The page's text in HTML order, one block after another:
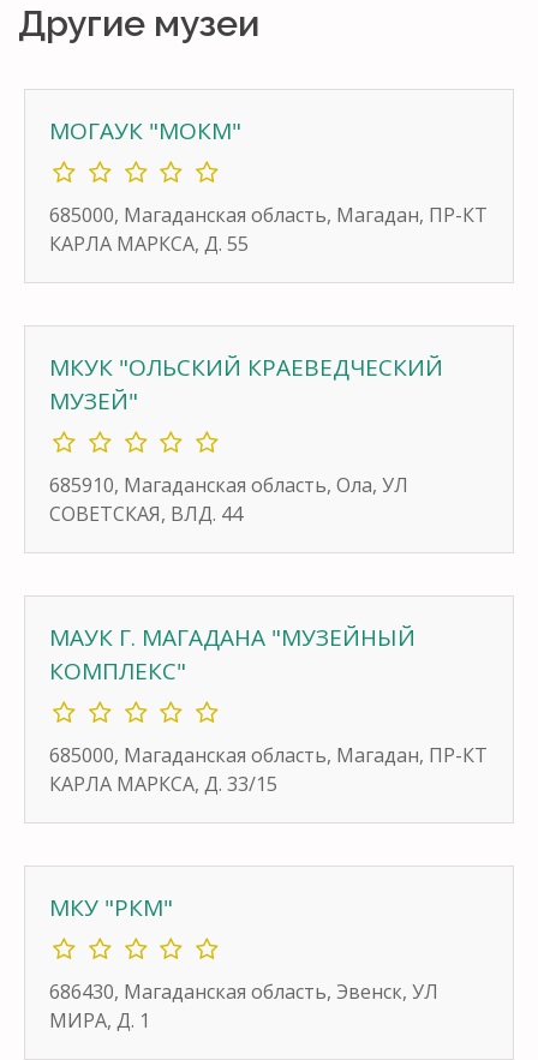
Другие музеи
МОГАУК "МОКМ"
685000, Магаданская область, Магадан, ПР-КТ
КАРЛА МАРКСА, Д. 55
МКУК "ОЛЬСКИЙ КРАЕВЕДЧЕСКИЙ
МУЗЕЙ"
685910, Магаданская область, Ола, УЛ
СОВЕТСКАЯ, ВЛД. 44
МАУК Г. МАГАДАНА "МУЗЕЙНЫЙ
КОМПЛЕКС"
685000, Магаданская область, Магадан, ПР-КТ
КАРЛА МАРКСА, Д. 33/15
МКУ "РКМ"
686430, Магаданская область, Эвенск, УЛ
МИРА, Д. 1